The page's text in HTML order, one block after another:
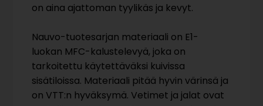
on aina ajattoman tyylikäs ja kevyt.
Nauvo-tuotesarjan materiaali on E1-
luokan MFC-kalustelevyä, joka on
tarkoitettu käytettäväksi kuivissa
sisätiloissa. Materiaali pitää hyvin värinsä ja
on VTT:n hyväksymä. Vetimet ja jalat ovat